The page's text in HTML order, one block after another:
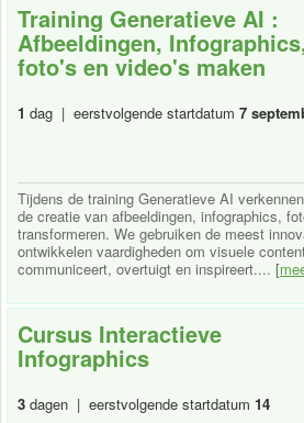
Training Generatieve AI :
Afbeeldingen,
foto's en video's maken
1 dag | eerstvolgende startdatum 7
Tijdens de training Generatieve AI
de creatie van afbeeldingen, infographics,
transformeren. We gebruiken de meest
ontwikkelen vaardigheden om visuele
communiceert, overtuigt en inspireert.... [
Cursus Interactieve
Infographics
3 dagen | eerstvolgende startdatum 14